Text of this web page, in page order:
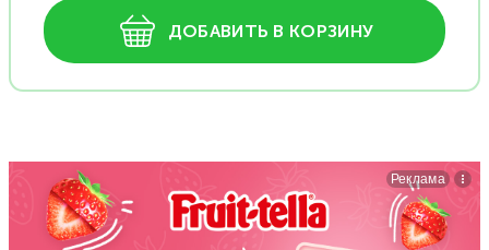
ДОБАВИТЬ В КОРЗИНУ